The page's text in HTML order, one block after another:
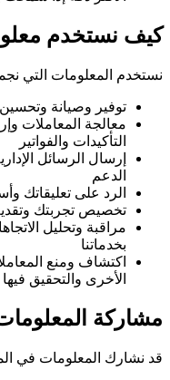
كيف نستخدم
نستخدم المعلومات التي
توفير وصيانة وتحسين
معالجة المعاملات
التأكيدات والفواتير
إرسال الرسائل
الدعم
الرد على تعليقاتك
تخصيص تجربتك
مراقبة وتحليل
بخدماتنا
اكتشاف ومنع
الأخرى والتحقيق فيها
مشاركة
قد نشارك المعلومات في